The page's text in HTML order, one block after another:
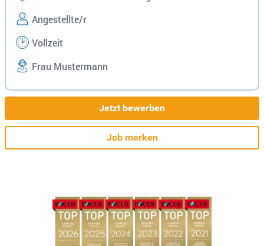
Angestellte/r
Vollzeit
Frau Mustermann
Jetzt bewerben
Job merken